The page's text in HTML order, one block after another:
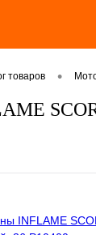
товаров •